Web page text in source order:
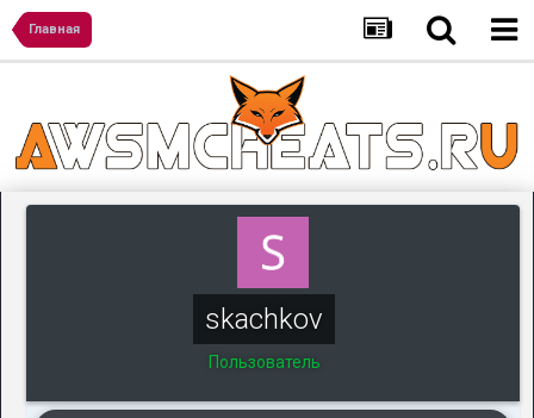
Главная
skachkov
Пользователь